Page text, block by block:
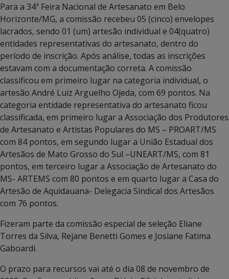
Para a 34ª Feira Nacional de Artesanato em Belo
Horizonte/MG, a comissão recebeu 05 (cinco) envelopes
lacrados, sendo 01 (um) artesão individual e 04(quatro)
entidades representativas do artesanato, dentro do
período de inscrição. Após análise, todas as inscrições
estavam com a documentação correta. A comissão
classificou em primeiro lugar na categoria individual, o
artesão André Luiz Arguelho Ojeda, com 69 pontos. Na
categoria entidade representativa do artesanato ficou
classificada, em primeiro lugar a Associação dos Produtores
de Artesanato e Artistas Populares do MS – PROART/MS
com 84 pontos, em segundo lugar a União Estadual dos
Artesãos de Mato Grosso do Sul –UNEART/MS, com 81
pontos, em terceiro lugar a Associação de Artesanato do
MS- ARTEMS com 80 pontos e em quarto lugar a Casa do
Artesão de Aquidauana- Delegacia Sindical dos Artesãos
com 76 pontos.
Fizeram parte da comissão especial de seleção Eliane
Torres da Silva, Rejane Benetti Gomes e Josiane Fatima
Gaboardi.
O prazo para recursos vai até o dia 08 de novembro de